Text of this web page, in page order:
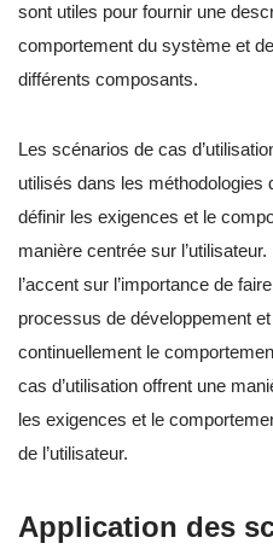
sont utiles pour fournir une
comportement du système et
différents composants.
Les scénarios de cas
utilisés dans les méthodologies
définir les exigences et le
manière centrée sur
l’accent sur l’importance de
processus de développement
continuellement le
cas d’utilisation offrent une
les exigences et le
de l’utilisateur.
Application des